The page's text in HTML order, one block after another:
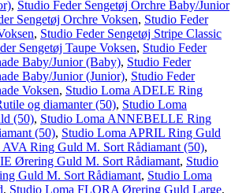
, Studio Feder Sengetøj Orchre Baby/Junior
Sengetøj Orchre Voksen, Studio Feder
, Studio Feder Sengetøj Stripe Classic
Sengetøj Taupe Voksen, Studio Feder
Baby/Junior (Baby), Studio Feder
Baby/Junior (Junior), Studio Feder
Voksen, Studio Loma ADELE Ring
og diamanter (50), Studio Loma
(50), Studio Loma ANNEBELLE Ring
(50), Studio Loma APRIL Ring Guld
AVA Ring Guld M. Sort Rådiamant (50),
Ørering Guld M. Sort Rådiamant, Studio
Guld M. Sort Rådiamant, Studio Loma
, Studio Loma FLORA Ørering Guld Large,